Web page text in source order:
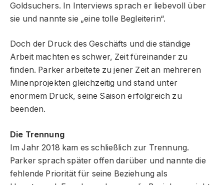
Goldsuchers. In Interviews sprach er liebevoll über
sie und nannte sie „eine tolle Begleiterin“.
Doch der Druck des Geschäfts und die ständige
Arbeit machten es schwer, Zeit füreinander zu
finden. Parker arbeitete zu jener Zeit an mehreren
Minenprojekten gleichzeitig und stand unter
enormem Druck, seine Saison erfolgreich zu
beenden.
Die Trennung
Im Jahr 2018 kam es schließlich zur Trennung.
Parker sprach später offen darüber und nannte die
fehlende Priorität für seine Beziehung als